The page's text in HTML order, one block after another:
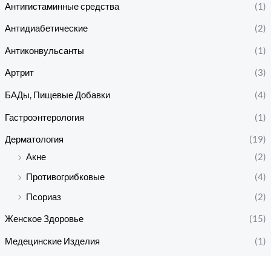
Антигистаминные средства (1)
Антидиабетические (2)
Антиконвульсанты (1)
Артрит (3)
БАДы, Пищевые Добавки (4)
Гастроэнтерология (1)
Дерматология
(19)
Акне
(2)
Противогрибковые
(4)
Псориаз
(2)
Женское Здоровье (15)
Медецинские Изделия (1)